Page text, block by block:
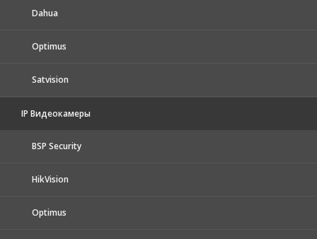
Dahua
Optimus
Satvision
IP Видеокамеры
BSP Security
HikVision
Optimus